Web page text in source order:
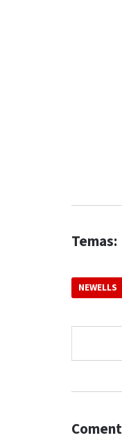
Temas:
NEWELLS